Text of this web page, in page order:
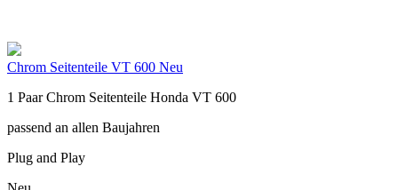
Chrom Seitenteile VT 600 Neu
1 Paar Chrom Seitenteile Honda VT 600
passend an allen Baujahren
Plug and Play